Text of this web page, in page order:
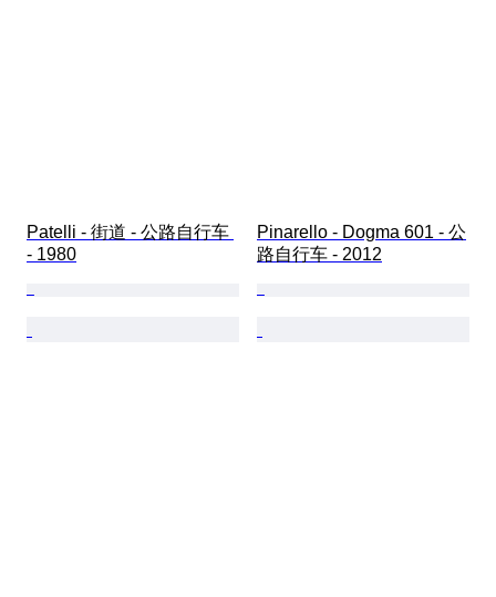
Patelli - 街道 - 公路自行车
- 1980
Pinarello - Dogma 601 - 公
路自行车 - 2012